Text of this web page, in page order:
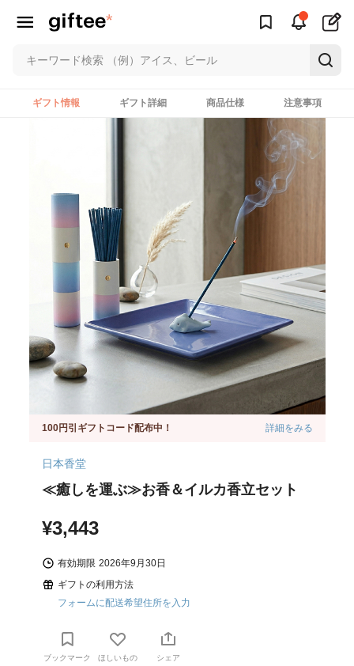
ギフト情報 ギフト詳細 商品仕様 注意事項
100円引ギフトコード配布中！ 詳細をみる
日本香堂
≪癒しを運ぶ≫お香＆イルカ香立セット
¥3,443
有効期限 2026年9月30日
ギフトの利用方法
フォームに配送希望住所を入力
ブックマーク ほしいもの シェア